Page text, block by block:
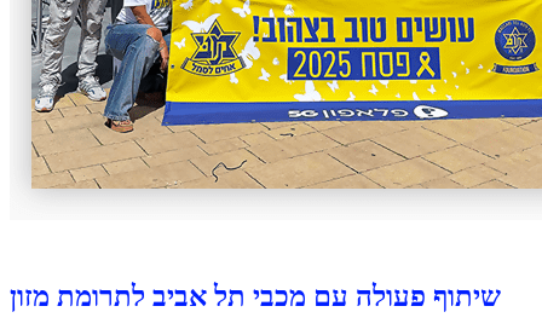
שיתוף פעולה עם מכבי תל אביב לתרומת מזון